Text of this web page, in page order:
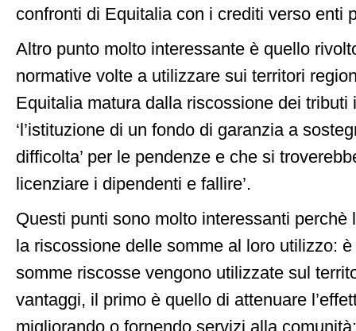
confronti di Equitalia con i crediti verso enti
Altro punto molto interessante è quello
normative volte a utilizzare sui territori
Equitalia matura dalla riscossione dei tributi
‘l’istituzione di un fondo di garanzia a
difficolta’ per le pendenze e che si
licenziare i dipendenti e fallire’.
Questi punti sono molto interessanti perchè
la riscossione delle somme al loro utilizzo:
somme riscosse vengono utilizzate sul
vantaggi, il primo è quello di attenuare
migliorando o fornendo servizi alla